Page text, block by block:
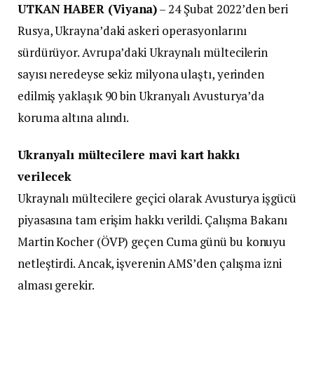
UTKAN HABER (Viyana)– 24 Şubat 2022’den beri
Rusya, Ukrayna’daki askeri operasyonlarını
sürdürüyor. Avrupa’daki Ukraynalı mültecilerin
sayısı neredeyse sekiz milyona ulaştı, yerinden
edilmiş yaklaşık 90 bin Ukranyalı Avusturya’da
koruma altına alındı.
Ukranyalı mültecilere mavi kart hakkı
verilecek
Ukraynalı mültecilere geçici olarak Avusturya işgücü
piyasasına tam erişim hakkı verildi. Çalışma Bakanı
Martin Kocher (ÖVP) geçen Cuma günü bu konuyu
netleştirdi. Ancak, işverenin AMS’den çalışma izni
alması gerekir.